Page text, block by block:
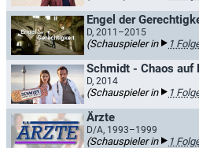
Engel der
D, 2011–2015
(Schauspieler in 1
Schmidt - Chaos auf
D, 2014
(Schauspieler in 1
Ärzte
D/A, 1993–1999
(Schauspieler in 1